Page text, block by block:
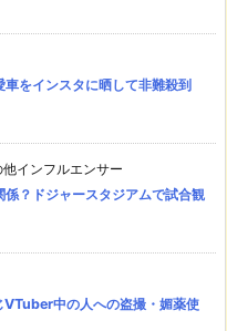
車をインスタに晒して非難殺到
インフルエンサー
係？ドジャースタジアムで試合観
VTuber中の人への盗撮・媚薬使